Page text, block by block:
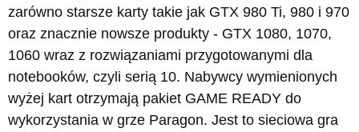
zarówno starsze karty takie jak GTX 980 Ti, 980 i 970
oraz znacznie nowsze produkty - GTX 1080, 1070,
1060 wraz z rozwiązaniami przygotowanymi dla
notebooków, czyli serią 10. Nabywcy wymienionych
wyżej kart otrzymają pakiet GAME READY do
wykorzystania w grze Paragon. Jest to sieciowa gra